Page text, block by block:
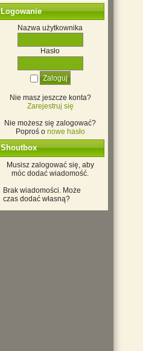
Logowanie
Nazwa użytkownika
Hasło
Nie masz jeszcze konta?
Zarejestruj się
Nie możesz się zalogować?
Poproś o nowe hasło
Shoutbox
Musisz zalogować się, aby
móc dodać wiadomość.
Brak wiadomości. Może
czas dodać własną?